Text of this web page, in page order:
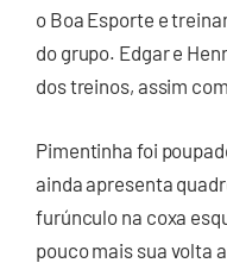
o Boa Esporte e
do grupo. Edgar e
dos treinos, assim
Pimentinha foi
ainda apresenta
furúnculo na coxa
pouco mais sua volta